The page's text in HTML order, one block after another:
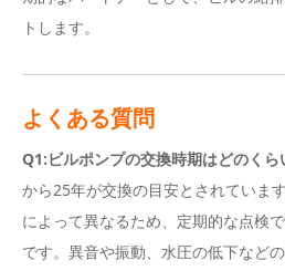
トします。
よくある質問
Q1:ビルポンプの交換時期はどのくら
から25年が交換の目安とされていま
によって異なるため、定期的な点検
です。異音や振動、水圧の低下など